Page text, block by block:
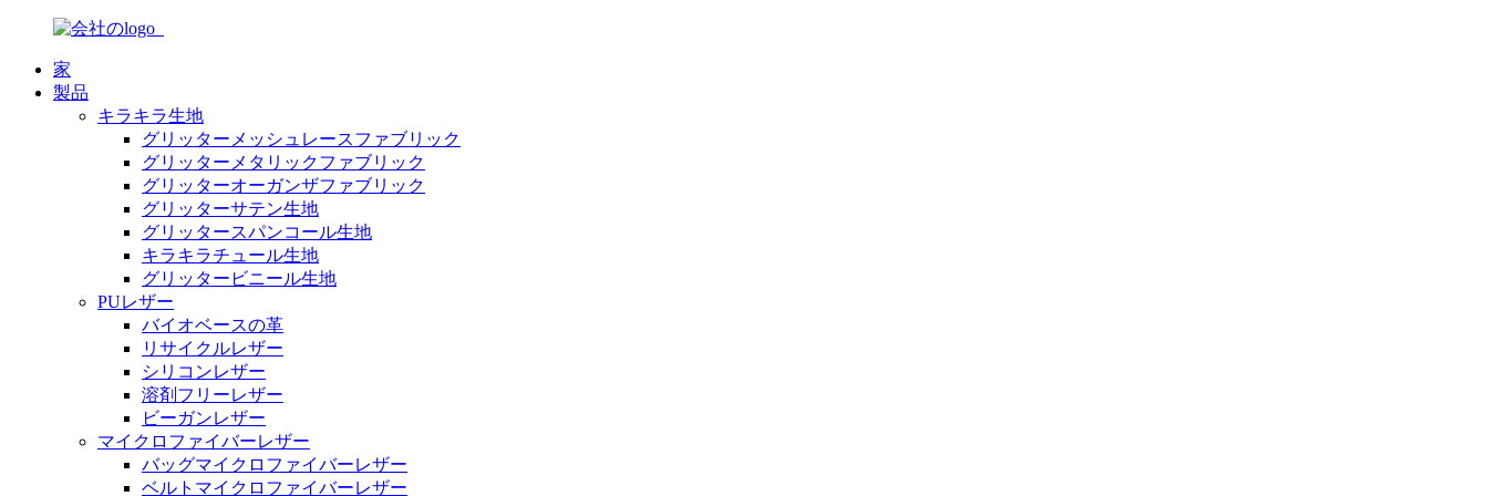
家
製品
キラキラ生地
グリッターメッシュレースファブリック
グリッターメタリックファブリック
グリッターオーガンザファブリック
グリッターサテン生地
グリッタースパンコール生地
キラキラチュール生地
グリッタービニール生地
PUレザー
バイオベースの革
リサイクルレザー
シリコンレザー
溶剤フリーレザー
ビーガンレザー
マイクロファイバーレザー
バッグマイクロファイバーレザー
ベルトマイクロファイバーレザー